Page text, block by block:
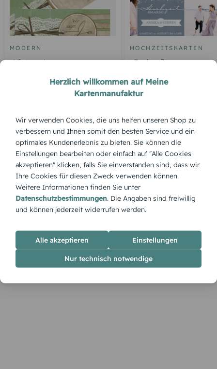
MODERN
Vintage Lace
HOCHZEITSKARTEN
Funkenflug
ÜBERBLICK:
Produktbeschreibung
Modern und edel zugleich – „Marmor“ überzeugt als
Hochzeitseinladung mit seiner klaren Linienführung und dem
strukturierten Design.
Herzlich willkommen auf Meine
Kartenmanufaktur
Wir verwenden Cookies, die uns helfen unseren Shop zu
verbessern und Ihnen somit den besten Service und ein
optimales Kundenerlebnis zu bieten. Sie können die
Einstellungen bearbeiten oder einfach auf "Alle Cookies
akzeptieren" klicken, falls Sie einverstanden sind, dass wir
Ihre Cookies für diesen Zweck verwenden können.
Weitere Informationen finden Sie unter
Datenschutzbestimmungen. Die Angaben sind freiwillig
und können jederzeit widerrufen werden.
Alle akzeptieren Einstellungen
Nur technisch notwendige